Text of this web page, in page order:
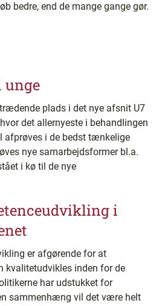
bedre, end de mange gange gør.
unge
plads i det nye afsnit U7
det allernyeste i behandlingen
afprøves i de bedst tænkelige
nye samarbejdsformer bl.a.
i kø til de nye
i
er afgørende for at
kvalitetudvikles inden for de
har udstukket for
sammenhæng vil det være helt